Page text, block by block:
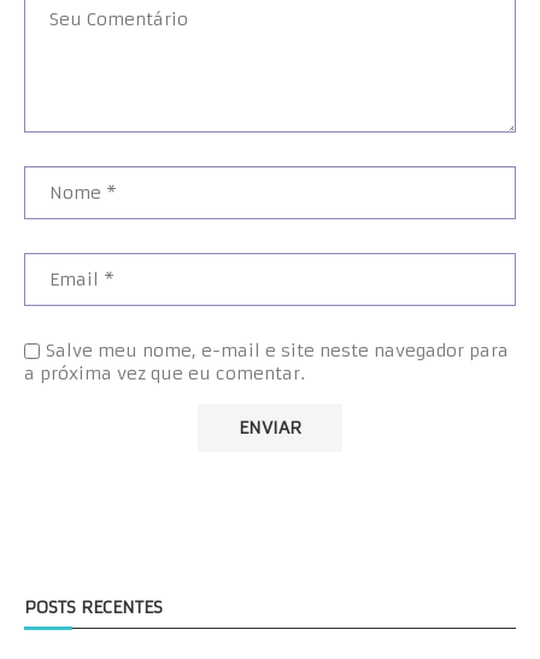
Salve meu nome, e-mail e site neste navegador para
a próxima vez que eu comentar.
POSTS RECENTES